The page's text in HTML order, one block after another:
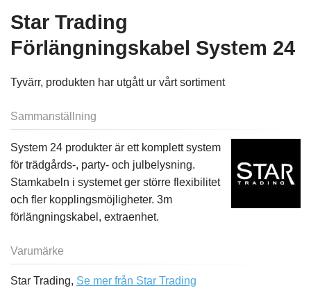
Star Trading
Förlängningskabel System 24
Tyvärr, produkten har utgått ur vårt sortiment
Sammanställning
System 24 produkter är ett komplett system
för trädgårds-, party- och julbelysning.
Stamkabeln i systemet ger större flexibilitet
och fler kopplingsmöjligheter. 3m
förlängningskabel, extraenhet.
Varumärke
Star Trading, Se mer från Star Trading